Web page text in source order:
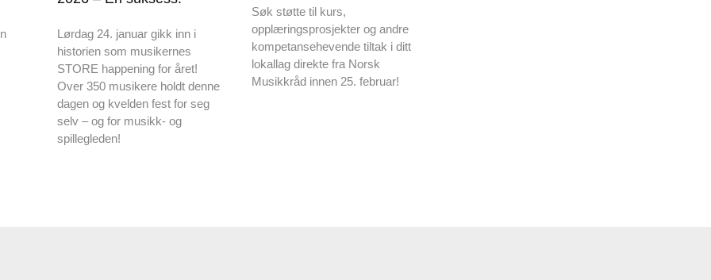
Lørdag 24. januar gikk inn i
historien som musikernes
STORE happening for året!
Over 350 musikere holdt denne
dagen og kvelden fest for seg
selv – og for musikk- og
spillegleden!
Søk støtte til kurs,
opplæringsprosjekter og andre
kompetansehevende tiltak i ditt
lokallag direkte fra Norsk
Musikkråd innen 25. februar!